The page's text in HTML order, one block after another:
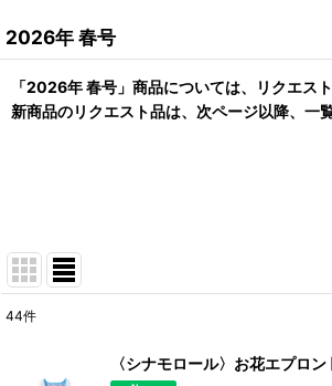
2026年 春号
「2026年 春号」商品については、リクエス
新商品のリクエスト品は、次ページ以降、一
44件
〈シナモロール〉お花エプロン